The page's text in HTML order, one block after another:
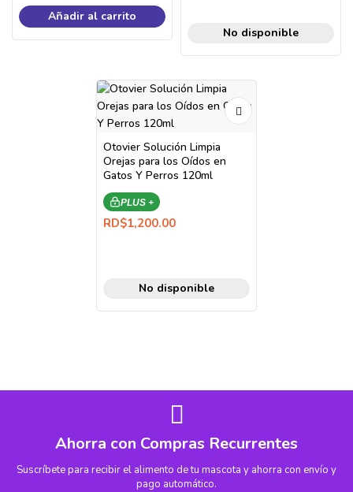
Añadir al carrito
No disponible
Otovier Solución Limpia
Orejas para los Oídos en
Gatos Y Perros 120ml
PLUS +
RD$1,200.00
No disponible
Ahorra con Compras Recurrentes
Suscríbete para recibir el alimento de tu mascota y ahorra con envío y
pago automático.